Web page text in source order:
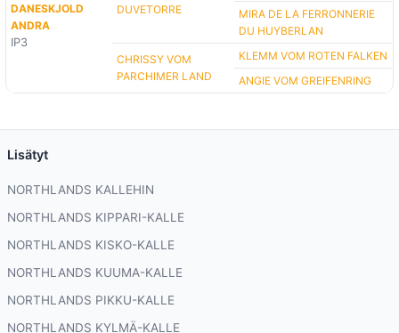
DANESKJOLD
ANDRA
IP3
DUVETORRE
MIRA DE LA FERRONNERIE
DU HUYBERLAN
CHRISSY VOM
PARCHIMER LAND
KLEMM VOM ROTEN FALKEN
ANGIE VOM GREIFENRING
Lisätyt
NORTHLANDS KALLEHIN
NORTHLANDS KIPPARI-KALLE
NORTHLANDS KISKO-KALLE
NORTHLANDS KUUMA-KALLE
NORTHLANDS PIKKU-KALLE
NORTHLANDS KYLMÄ-KALLE